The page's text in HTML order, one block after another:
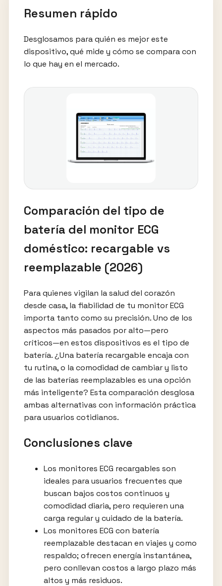
Resumen rápido
Desglosamos para quién es mejor este
dispositivo, qué mide y cómo se compara con
lo que hay en el mercado.
Comparación del tipo de
batería del monitor ECG
doméstico: recargable vs
reemplazable (2026)
Para quienes vigilan la salud del corazón
desde casa, la fiabilidad de tu monitor ECG
importa tanto como su precisión. Uno de los
aspectos más pasados por alto—pero
críticos—en estos dispositivos es el tipo de
batería. ¿Una batería recargable encaja con
tu rutina, o la comodidad de cambiar y listo
de las baterías reemplazables es una opción
más inteligente? Esta comparación desglosa
ambas alternativas con información práctica
para usuarios cotidianos.
Conclusiones clave
Los monitores ECG recargables son
ideales para usuarios frecuentes que
buscan bajos costos continuos y
comodidad diaria, pero requieren una
carga regular y cuidado de la batería.
Los monitores ECG con batería
reemplazable destacan en viajes y como
respaldo; ofrecen energía instantánea,
pero conllevan costos a largo plazo más
altos y más residuos.